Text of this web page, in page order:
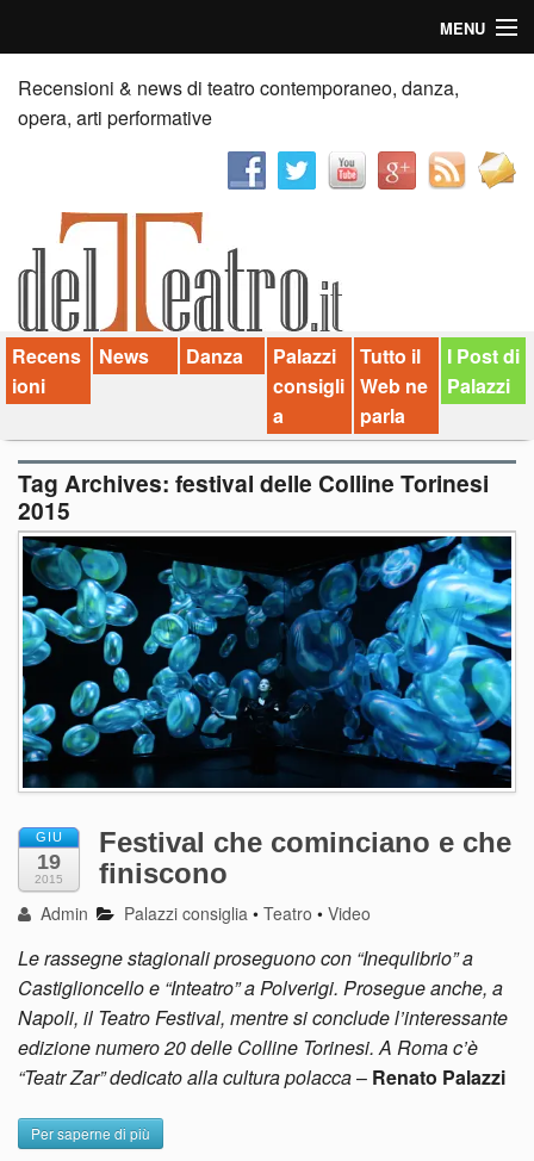
MENU
Home
Recensioni
News
Palazzi consiglia
Video
Chi siamo
Contatti
dT in English
Recensioni & news di teatro contemporaneo, danza,
opera, arti performative
Recens
ioni
News Danza
Palazzi
consigli
a
Tutto il
Web ne
parla
I Post di
Palazzi
Tag Archives: festival delle Colline Torinesi
2015
GIU
19
2015
Festival che cominciano e che
finiscono
Admin Palazzi consiglia •Teatro •Video
Le rassegne stagionali proseguono con “Inequlibrio” a
Castiglioncello e “Inteatro” a Polverigi. Prosegue anche, a
Napoli, il Teatro Festival, mentre si conclude l’interessante
edizione numero 20 delle Colline Torinesi. A Roma c’è
“Teatr Zar” dedicato alla cultura polacca– Renato Palazzi
Per saperne di più